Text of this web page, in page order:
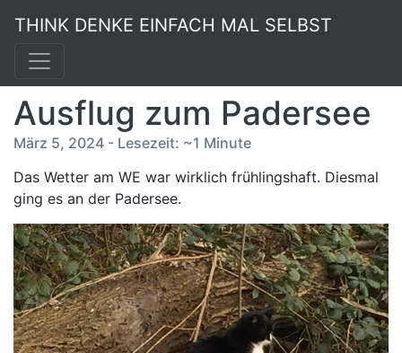
THINK DENKE EINFACH MAL SELBST
Ausflug zum Padersee
März 5, 2024 - Lesezeit: ~1 Minute
Das Wetter am WE war wirklich frühlingshaft. Diesmal
ging es an der Padersee.